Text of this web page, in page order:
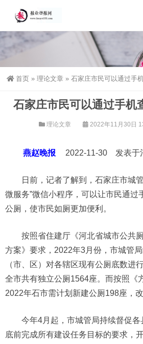
首页 » 理论文章 » 石家庄市民可以通过手
石家庄市民可以通过手机
理论文章 2022年11月30日
燕赵晚报 2022-11-30 发表于
日前，记者了解到，石家庄市城
微服务”微信小程序，可以让市民通过
公厕，使市民如厕更加便利。
按照省住建厅《河北省城市公共
方案》要求，2022年3月份，市城管
（市、区）对各辖区现有公厕底数进
全市共有独立公厕1564座。而按照《
2022年石市需计划新建公厕198座，改
今年4月起，市城管局持续督促各
底前完成所有建设任务目标的要求，